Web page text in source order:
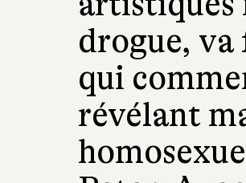
drogue, va
qui
révélant